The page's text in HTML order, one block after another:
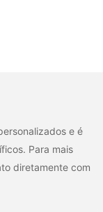
e é
Para mais
diretamente com